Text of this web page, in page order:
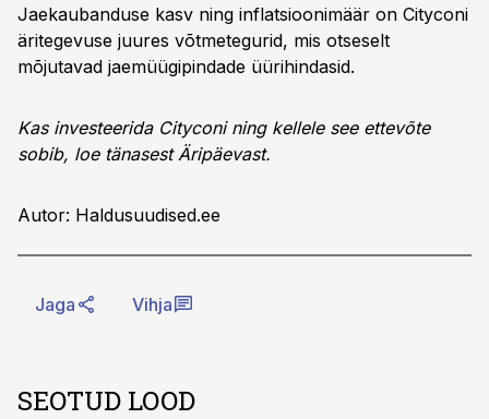
Jaekaubanduse kasv ning inflatsioonimäär on Cityconi
äritegevuse juures võtmetegurid, mis otseselt
mõjutavad jaemüügipindade üürihindasid.
Kas investeerida Cityconi ning kellele see ettevõte
sobib, loe tänasest Äripäevast.
Autor: Haldusuudised.ee
Jaga Vihja
SEOTUD LOOD